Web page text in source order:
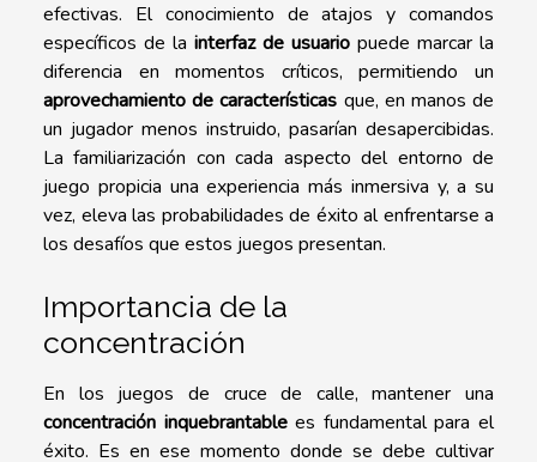
efectivas. El conocimiento de atajos y comandos
específicos de la interfaz de usuario puede marcar la
diferencia en momentos críticos, permitiendo un
aprovechamiento de características que, en manos de
un jugador menos instruido, pasarían desapercibidas.
La familiarización con cada aspecto del entorno de
juego propicia una experiencia más inmersiva y, a su
vez, eleva las probabilidades de éxito al enfrentarse a
los desafíos que estos juegos presentan.
Importancia de la
concentración
En los juegos de cruce de calle, mantener una
concentración inquebrantablees fundamental para el
éxito. Es en ese momento donde se debe cultivar